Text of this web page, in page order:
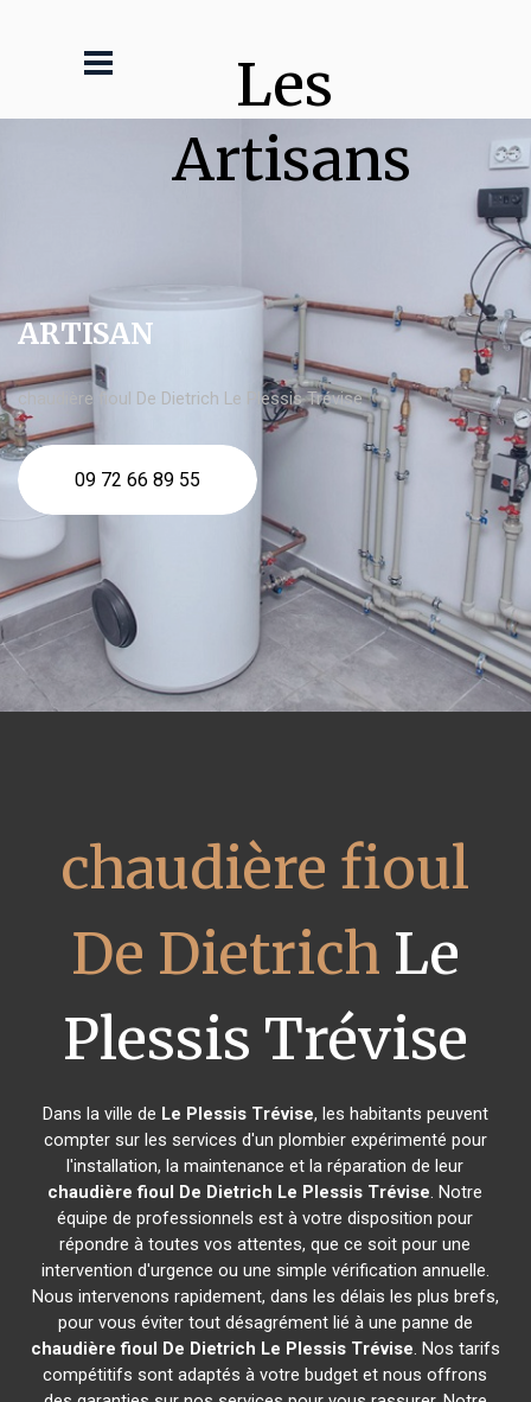
Les
Artisans
ARTISAN
chaudière fioul De Dietrich Le Plessis Trévise
09 72 66 89 55
chaudière fioul
De Dietrich Le
Plessis Trévise
Dans la ville de Le Plessis Trévise, les habitants peuvent
compter sur les services d'un plombier expérimenté pour
l'installation, la maintenance et la réparation de leur
chaudière fioul De Dietrich Le Plessis Trévise. Notre
équipe de professionnels est à votre disposition pour
répondre à toutes vos attentes, que ce soit pour une
intervention d'urgence ou une simple vérification annuelle.
Nous intervenons rapidement, dans les délais les plus brefs,
pour vous éviter tout désagrément lié à une panne de
chaudière fioul De Dietrich Le Plessis Trévise. Nos tarifs
compétitifs sont adaptés à votre budget et nous offrons